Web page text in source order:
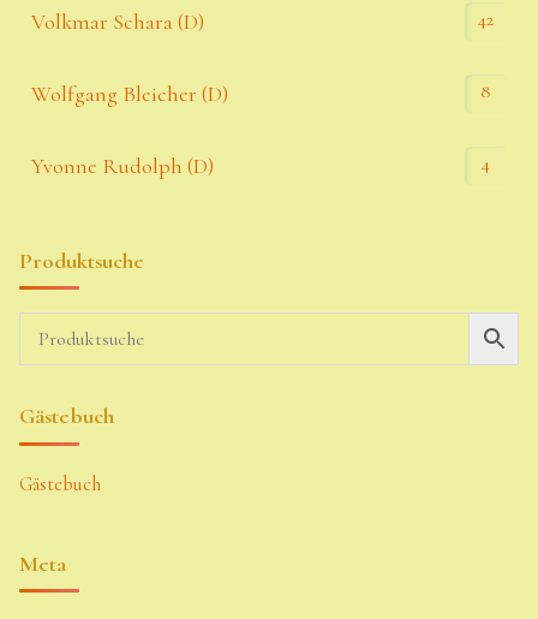
Volkmar Schara (D) 42
Wolfgang Bleicher (D) 8
Yvonne Rudolph (D) 4
Produktsuche
Gästebuch
Gästebuch
Meta